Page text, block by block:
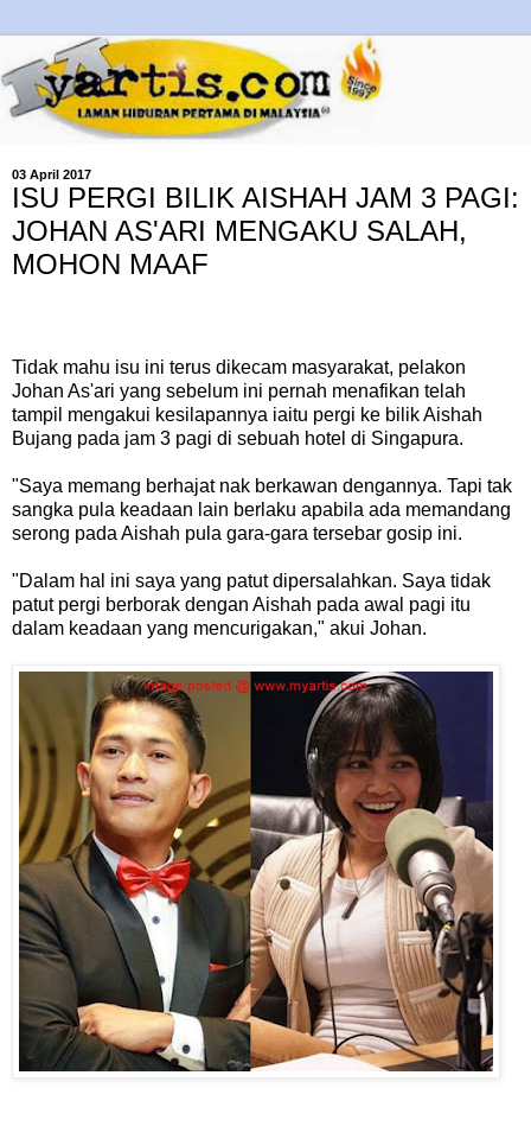
03 April 2017
ISU PERGI BILIK AISHAH JAM 3 PAGI:
JOHAN AS'ARI MENGAKU SALAH,
MOHON MAAF
Tidak mahu isu ini terus dikecam masyarakat, pelakon
Johan As'ari yang sebelum ini pernah menafikan telah
tampil mengakui kesilapannya iaitu pergi ke bilik Aishah
Bujang pada jam 3 pagi di sebuah hotel di Singapura.
"Saya memang berhajat nak berkawan dengannya. Tapi tak
sangka pula keadaan lain berlaku apabila ada memandang
serong pada Aishah pula gara-gara tersebar gosip ini.
"Dalam hal ini saya yang patut dipersalahkan. Saya tidak
patut pergi berborak dengan Aishah pada awal pagi itu
dalam keadaan yang mencurigakan," akui Johan.